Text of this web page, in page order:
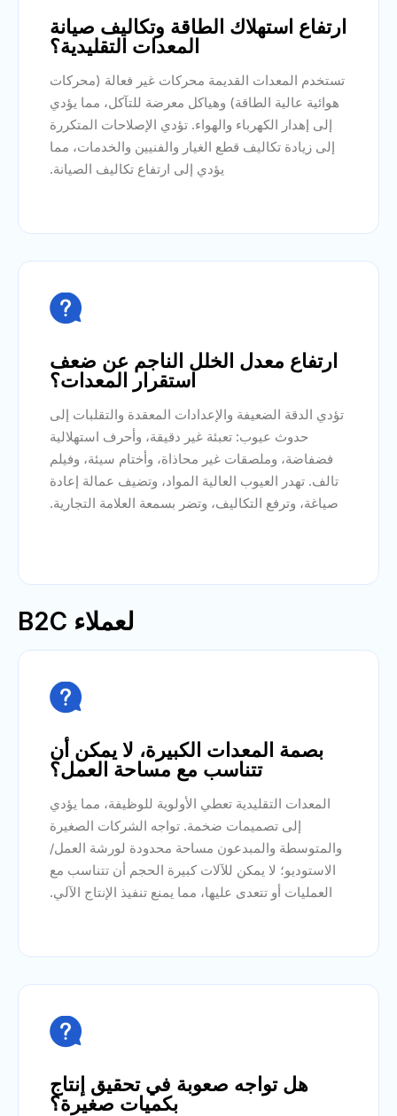
ارتفاع استهلاك الطاقة وتكاليف صيانة
المعدات التقليدية؟
تستخدم المعدات القديمة محركات غير فعالة (محركات
هوائية عالية الطاقة) وهياكل معرضة للتآكل، مما يؤدي
إلى إهدار الكهرباء والهواء. تؤدي الإصلاحات المتكررة
إلى زيادة تكاليف قطع الغيار والفنيين والخدمات، مما
يؤدي إلى ارتفاع تكاليف الصيانة.

ارتفاع معدل الخلل الناجم عن ضعف
استقرار المعدات؟
تؤدي الدقة الضعيفة والإعدادات المعقدة والتقلبات إلى
حدوث عيوب: تعبئة غير دقيقة، وأحرف استهلالية
فضفاضة، وملصقات غير محاذاة، وأختام سيئة، وفيلم
تالف. تهدر العيوب العالية المواد، وتضيف عمالة إعادة
صياغة، وترفع التكاليف، وتضر بسمعة العلامة التجارية.
لعملاء B2C

بصمة المعدات الكبيرة، لا يمكن أن
تتناسب مع مساحة العمل؟
المعدات التقليدية تعطي الأولوية للوظيفة، مما يؤدي
إلى تصميمات ضخمة. تواجه الشركات الصغيرة
والمتوسطة والمبدعون مساحة محدودة لورشة العمل/
الاستوديو؛ لا يمكن للآلات كبيرة الحجم أن تتناسب مع
العمليات أو تتعدى عليها، مما يمنع تنفيذ الإنتاج الآلي.

هل تواجه صعوبة في تحقيق إنتاج
بكميات صغيرة؟